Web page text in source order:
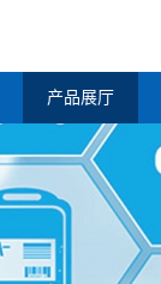
产品展厅